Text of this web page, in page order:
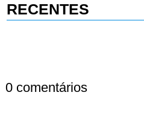
RECENTES
0 comentários